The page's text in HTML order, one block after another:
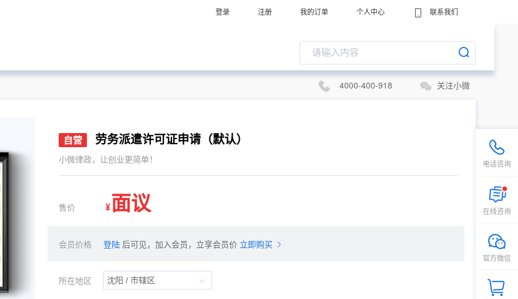
登录 注册 我的订单 个人中心 联系我们
4000-400-918 关注小微
自营 劳务派遣许可证申请（默认）
小微律政，让创业更简单！
售价 ¥ 面议
会员价格 登陆 后可见，加入会员，立享会员价 立即购买
所在地区
电话咨询
在线咨询
官方微信